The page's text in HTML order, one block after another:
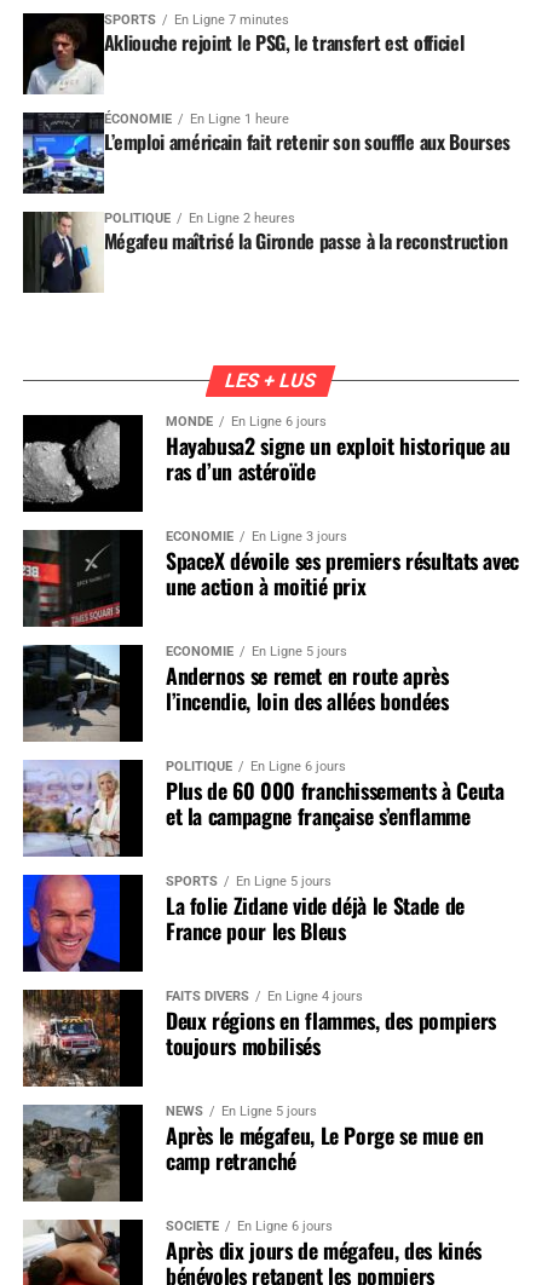
SPORTS En Ligne 7 minutes
Akliouche rejoint le PSG, le transfert est officiel
ÉCONOMIE En Ligne 1 heure
L’emploi américain fait retenir son souffle aux Bourses
POLITIQUE En Ligne 2 heures
Mégafeu maîtrisé la Gironde passe à la reconstruction
LES + LUS
MONDE En Ligne 6 jours
Hayabusa2 signe un exploit historique au
ras d’un astéroïde
ÉCONOMIE En Ligne 3 jours
SpaceX dévoile ses premiers résultats avec
une action à moitié prix
ÉCONOMIE En Ligne 5 jours
Andernos se remet en route après
l’incendie, loin des allées bondées
POLITIQUE En Ligne 6 jours
Plus de 60 000 franchissements à Ceuta
et la campagne française s’enflamme
SPORTS En Ligne 5 jours
La folie Zidane vide déjà le Stade de
France pour les Bleus
FAITS DIVERS En Ligne 4 jours
Deux régions en flammes, des pompiers
toujours mobilisés
NEWS En Ligne 5 jours
Après le mégafeu, Le Porge se mue en
camp retranché
SOCIÉTÉ En Ligne 6 jours
Après dix jours de mégafeu, des kinés
bénévoles retapent les pompiers